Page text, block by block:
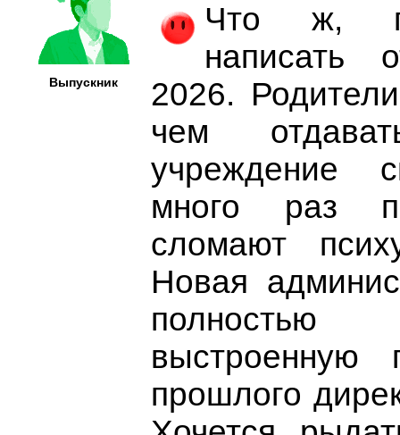
Выпускник
Что ж,
написать
2026.
чем
учреждение
много раз
сломают
Новая
выстроенную
прошлого